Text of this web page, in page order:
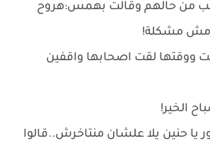
من حالهم وقالت بهمس:هروح
مش مشكلة!
ووقتها لقت اصحابها واقفين
الخير!
يا حنين يلا علشان منتاخرش..قالوا